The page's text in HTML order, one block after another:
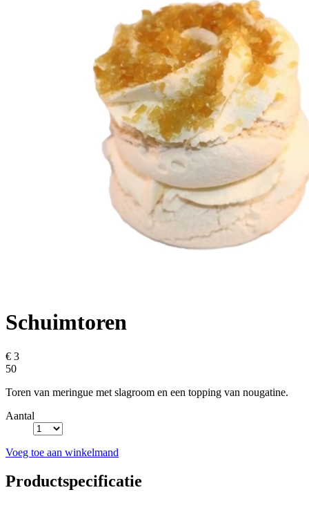
Schuimtoren
€ 3
50
Toren van meringue met slagroom en een topping van nougatine.
Aantal
Voeg toe aan winkelmand
Productspecificatie